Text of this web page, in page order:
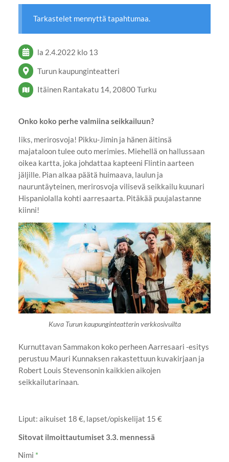
Tarkastelet mennyttä tapahtumaa.
la 2.4.2022 klo 13
Turun kaupunginteatteri
Itäinen Rantakatu 14, 20800 Turku
Onko koko perhe valmiina seikkailuun?
Iiks, merirosvoja! Pikku-Jimin ja hänen äitinsä
majataloon tulee outo merimies. Miehellä on hallussaan
oikea kartta, joka johdattaa kapteeni Flintin aarteen
jäljille. Pian alkaa päätä huimaava, laulun ja
nauruntäyteinen, merirosvoja vilisevä seikkailu kuunari
Hispaniolalla kohti aarresaarta. Pitäkää puujalastanne
kiinni!
Kuva Turun kaupunginteatterin verkkosivuilta
Kurnuttavan Sammakon koko perheen Aarresaari -esitys
perustuu Mauri Kunnaksen rakastettuun kuvakirjaan ja
Robert Louis Stevensonin kaikkien aikojen
seikkailutarinaan.
Liput: aikuiset 18 €, lapset/opiskelijat 15 €
Sitovat ilmoittautumiset 3.3. mennessä
Nimi *